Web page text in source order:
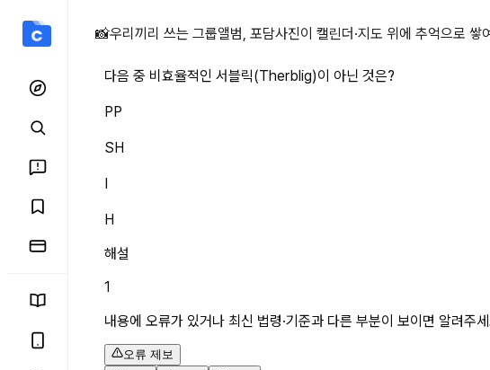
다음 중 비효율적인 서블릭
📸우리끼리 쓰는 그룹앨범, 포담사진이 캘린더·지도 위에 추억으로 쌓
다음 중 비효율적인 서블릭(Therblig)이 아닌 것은?
PP
SH
I
H
해설
1
내용에 오류가 있거나 최신 법령·기준과 다른 부분이 보이면 알려주
오류 제보